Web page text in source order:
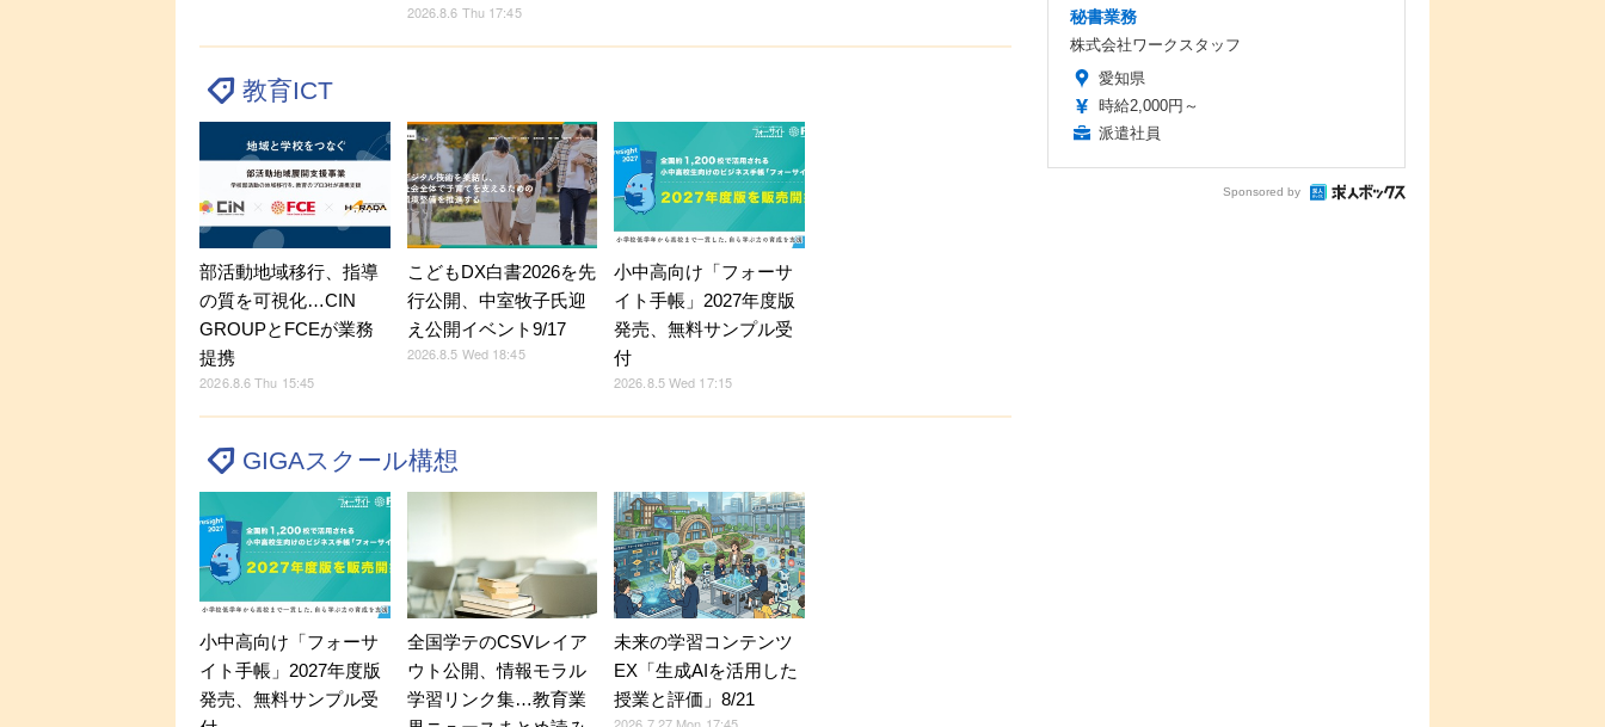
2026.8.6 Thu 17:45
教育ICT
部活動地域移行、指導
の質を可視化…CIN
GROUPとFCEが業務
提携
2026.8.6 Thu 15:45
こどもDX白書2026を先
行公開、中室牧子氏迎
え公開イベント9/17
2026.8.5 Wed 18:45
小中高向け「フォーサ
イト手帳」2027年度版
発売、無料サンプル受
付
2026.8.5 Wed 17:15
GIGAスクール構想
小中高向け「フォーサ
イト手帳」2027年度版
発売、無料サンプル受
全国学テのCSVレイア
ウト公開、情報モラル
学習リンク集…教育業
未来の学習コンテンツ
EX「生成AIを活用した
授業と評価」8/21
秘書業務
株式会社ワークスタッフ
愛知県
時給2,000円～
派遣社員
Sponsored by